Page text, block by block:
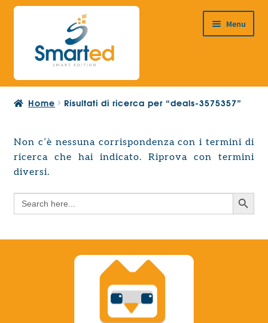
Vai
navigazione
Vai
contenuto
Menu
HOME
PRODOTTI
Espandi
il
child
PROGETTAZIONE EUROPEA
menu
child
Search
Home Risultati di ricerca per “deals-3575357”
Non c’è nessuna corrispondenza con i termini di
ricerca che hai indicato. Riprova con termini
diversi.
Search
for:
Search Button